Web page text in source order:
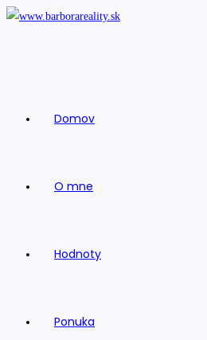
Skip
Domov
O mne
Hodnoty
Ponuka